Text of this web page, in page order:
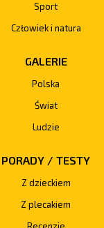
Sport
Człowiek i natura
GALERIE
Polska
Świat
Ludzie
PORADY / TESTY
Z dzieckiem
Z plecakiem